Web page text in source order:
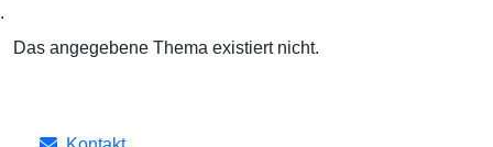
.
Das angegebene Thema existiert nicht.